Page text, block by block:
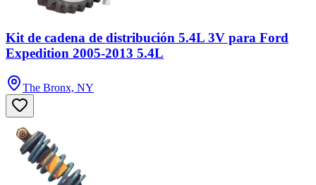
Kit de cadena de distribución 5.4L 3V para Ford
Expedition 2005-2013 5.4L
The Bronx, NY